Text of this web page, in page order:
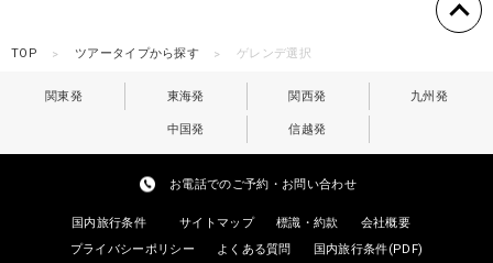
TOP ツアータイプから探す ゲレンデ選択
関東発 東海発 関西発 九州発
中国発 信越発
お電話でのご予約・お問い合わせ
国内旅行条件 サイトマップ 標識・約款
会社概要
プライバシーポリシー
よくある質問
国内旅行条件(PDF)